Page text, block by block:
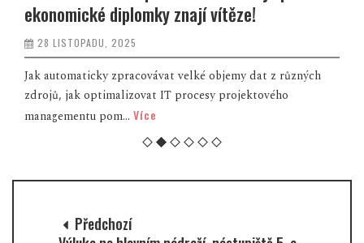
ekonomické diplomky znají vítěze!
28 LISTOPADU, 2025
Jak automaticky zpracovávat velké objemy dat z různých
zdrojů, jak optimalizovat IT procesy projektového
managementu pom... Více
Předchozí